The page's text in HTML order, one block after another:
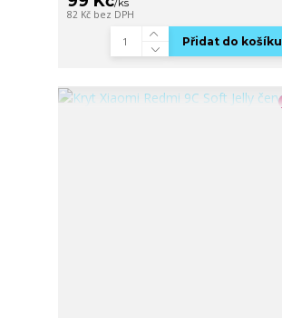
/ks
82 Kč bez DPH
Přidat do košíku